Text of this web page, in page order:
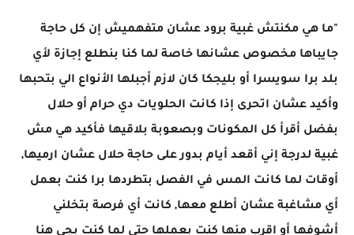
"ما هي مكنتش غبية برود عشان متفهميش إن كل حاجة
جايباها مخصوص عشانها خاصة لما كنا بنطلع إجازة لأي
بلد برا سويسرا أو بليجكا كان لازم أجبلها الأنواع الي بتحبها
وأكيد عشان اتحرى إذا كانت الحلويات دي حرام أو حلال
بفضل أقرأ كل المكونات وبصعوبة بلاقيها فأكيد هي مش
غبية لدرجة إني أقعد أيام بدور على حاجة حلال عشان ارميها,
أوقات لما كانت المس في الفصل بتطردها برا كنت بعمل
أي مشاغبة عشان أطلع معها, كانت أي فرصة بتخلني
أشوفها أو اقرب منها كنت بعملها حتى لما كنت بجي هنا